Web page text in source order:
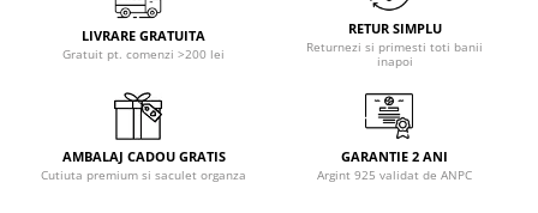
LIVRARE GRATUITA
Gratuit pt. comenzi >200 lei
RETUR SIMPLU
Returnezi si primesti toti banii
inapoi
AMBALAJ CADOU GRATIS
Cutiuta premium si saculet organza
GARANTIE 2 ANI
Argint 925 validat de ANPC